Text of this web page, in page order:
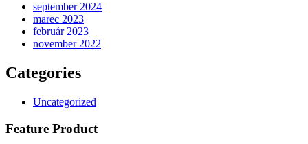
september 2024
marec 2023
február 2023
november 2022
Categories
Uncategorized
Feature Product